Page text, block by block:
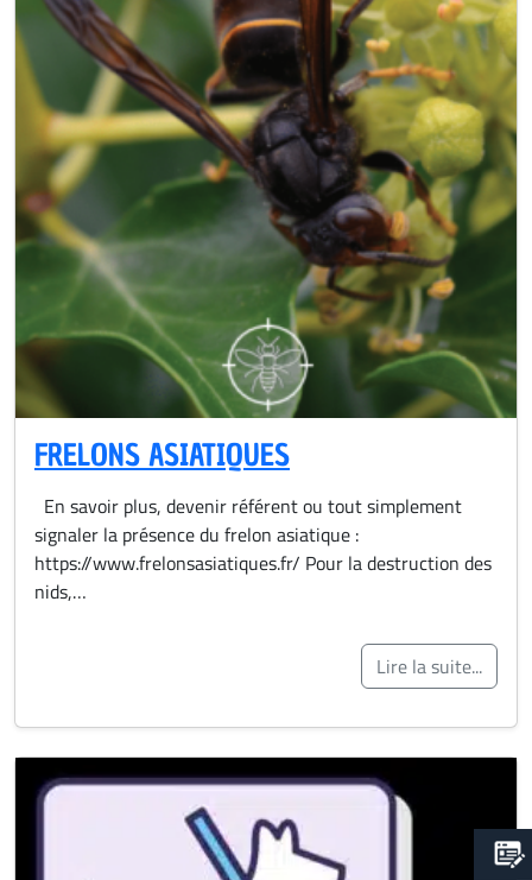
FRELONS ASIATIQUES
En savoir plus, devenir référent ou tout simplement
signaler la présence du frelon asiatique :
https://www.frelonsasiatiques.fr/ Pour la destruction des
nids,…
Lire la suite...